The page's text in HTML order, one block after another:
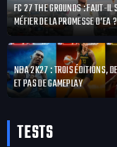
FC 27 THE GROUNDS : FAUT-IL
MÉFIER DE LA PROMESSE D’EA ?
NBA 2K27 : TROIS ÉDITIONS,
ET PAS DE GAMEPLAY
TESTS